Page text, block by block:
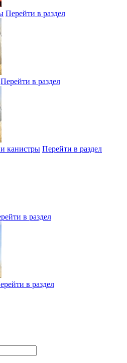
Перейти в раздел
Перейти в раздел
канистры Перейти в раздел
в раздел
в раздел